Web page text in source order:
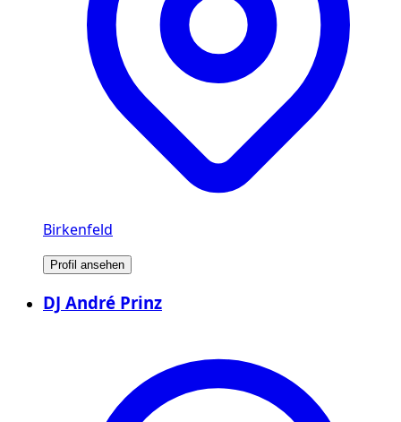
Birkenfeld
Profil ansehen
DJ André Prinz